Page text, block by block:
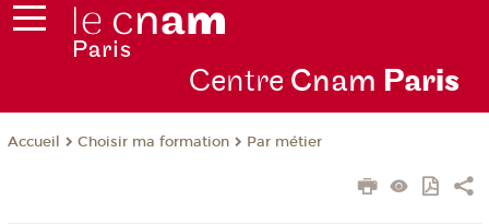
Centre Cnam Paris
Accueil Choisir ma formation Par métier